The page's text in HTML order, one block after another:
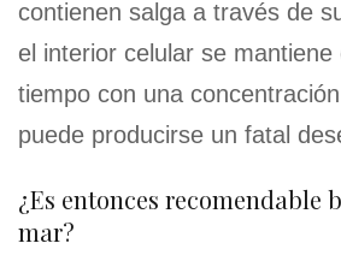
contienen salga a través de
el interior celular se
tiempo con una
puede producirse un fatal
¿Es entonces recomendable
mar?